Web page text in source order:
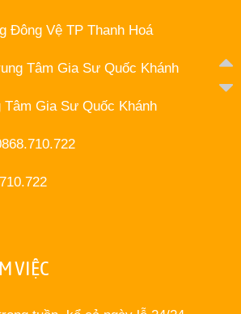
Đông Vệ TP Thanh Hoá
Tâm Gia Sư Quốc Khánh
Tâm Gia Sư Quốc Khánh
VIỆC